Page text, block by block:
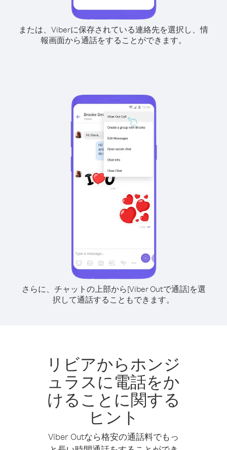
または、Viberに保存されている連絡先を選択し、情
報画面から通話をすることができます。
さらに、チャットの上部から[Viber Outで通話]を選
択して通話することもできます。
リビアからホンジ
ュラスに電話をか
けることに関する
ヒント
Viber Outなら格安の通話料でもっ